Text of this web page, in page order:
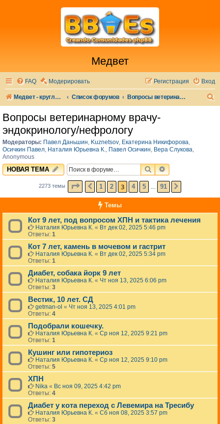
Медвет
FAQ Модерировать Вход
Регистрация
Медвет - круглосуточная ветеринарная клиника в Москве Список форумов Вопросы ветеринарному врачу-эндокринологу/нефрологу
Вопросы ветеринарному врачу-
эндокринологу/нефрологу
Модераторы: Павел Даньшин, Kuznetsov, Екатерина Никифорова,
Осичкин Павел, Наталия Юрьевна К., Павел Осичкин, Вера Слукова,
Anonymous
НОВАЯ ТЕМА ПОИСКРАСШИРЕННЫЙ
2273 темы СТРАНИЦА ИЗ91
ПРЕД.
1 2 3 4 5 91
Темы
Кот 9 лет, под вопросом ХПН и тактика лечения
Наталия Юрьевна К. « Вт дек 02, 2025 5:46 pm
Ответы: 1
Кот 7 лет, камень в мочевом и гастрит
Наталия Юрьевна К. « Вт дек 02, 2025 5:34 pm
Ответы: 1
Диабет, собака йорк 9 лет
Наталия Юрьевна К. « Чт ноя 13, 2025 6:06 pm
Ответы: 3
Вестик, 10 лет. СД
getman-ol « Чт ноя 13, 2025 4:01 pm
Ответы: 4
Подобрали кошечку.
Наталия Юрьевна К. « Ср ноя 12, 2025 9:21 pm
Ответы: 1
Кушинг или гипотериоз
Наталия Юрьевна К. « Ср ноя 12, 2025 9:10 pm
Ответы: 5
ХПН
Nika « Вс ноя 09, 2025 4:42 pm
Ответы: 4
Диабет у кота переход с Левемира на Тресибу
Наталия Юрьевна К. « Сб ноя 08, 2025 3:57 pm
Ответы: 3